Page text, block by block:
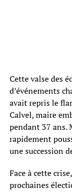
Cette valse des
d’événements
avait repris le
Calvel, maire
pendant 37 ans.
rapidement
une succession
Face à cette
prochaines